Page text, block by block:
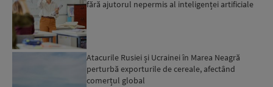
fără ajutorul nepermis al inteligenței artificiale
Atacurile Rusiei și Ucrainei în Marea Neagră
perturbă exporturile de cereale, afectând
comerțul global